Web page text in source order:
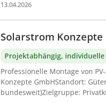
13.04.2026
Solarstrom Konzepte
Projektabhängig,
Professionelle Montage von
Konzepte GmbHStandort:
bundesweit)Zielgruppe: